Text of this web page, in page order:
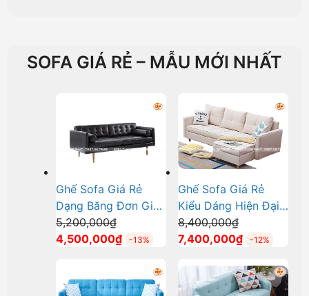
SOFA GIÁ RẺ – MẪU MỚI NHẤT
Ghế Sofa Giá Rẻ
Dạng Băng Đơn Giản
Tiết Kiệm DP-GR21
5,200,000₫Giá
gốc
5,200,000₫.
4,500,000₫Giá
là:
-13%
Ghế Sofa Giá Rẻ
Kiểu Dáng Hiện Đại
DP-GR17
8,400,000₫Giá
gốc
8,400,000₫.
7,400,000₫Giá
tại
là:
-12%